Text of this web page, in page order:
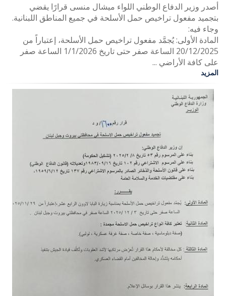
أ‏صدر وزير الدفاع الوطني اللواء ميشال منسى قرارًا يقضي
بتجميد مفعول تراخيص حمل الأسلحة في جميع المناطق اللبنانية.
وجاء فيه:
المادة الأولى: يُجمَّد مفعول تراخيص حمل الأسلحة، إعتباراً من
20/12/2025 الساعة صفر حتى تاريخ 1/1/2026 الساعة صفر
على كافة الأراضي ...
المزيد